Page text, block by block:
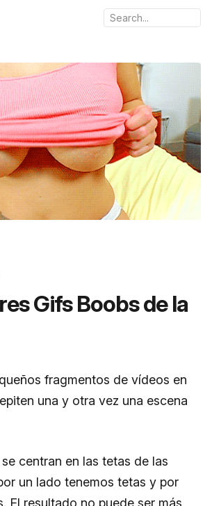
Gifs Boobs de la
fragmentos de vídeos en
una y otra vez una escena
centran en las tetas de las
un lado tenemos tetas y por
El resultado no puede ser más